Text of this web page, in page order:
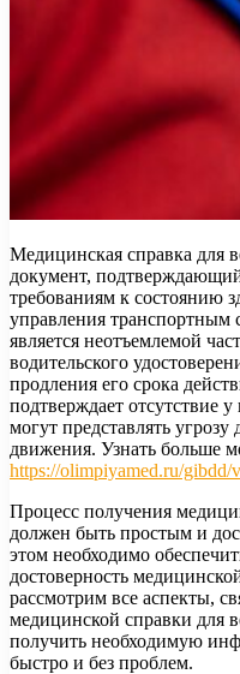
Медицинская справка для
документ,
требованиям к состоянию
управления транспортным
является неотъемлемой
водительского
продления его срока
подтверждает отсутствие
могут представлять
движения. Узнать больше
https://olimpiyamed.ru/gibdd/
Процесс получения
должен быть простым и
этом необходимо
достоверность
рассмотрим все аспекты,
медицинской справки для
получить необходимую
быстро и без проблем.